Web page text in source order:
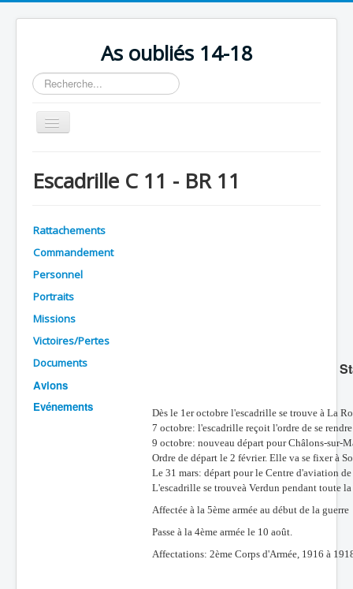
As oubliés 14-18
Rechercher
Basculer
la
Chronologie
Avions
Personnels
Formation
Doctrines
Les As
Escadrille C 11 - BR 11
Rattachements
Commandement
Personnel
Portraits
Missions
Victoires/Pertes
Documents
Avions
Evénements
Dès le 1er octobre l'escadrille se trouve à La
7 octobre: l'escadrille reçoit l'ordre de se
9 octobre: nouveau départ pour Châlons-sur-
Ordre de départ le 2 février. Elle va se fixer à
Le 31 mars: départ pour le Centre d'aviation
L'escadrille se trouveà Verdun pendant toute
Affectée à la 5ème armée au début de la guerre
Passe à la 4ème armée le 10 août.
Affectations: 2ème Corps d'Armée, 1916 à